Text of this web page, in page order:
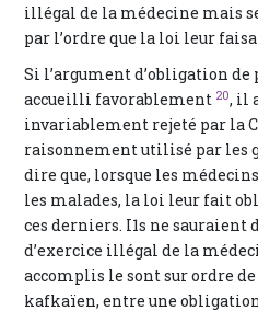
illégal de la médecine mais
par l’ordre que la loi leur
Si l’argument d’obligation de
accueilli favorablement 20, il
invariablement rejeté par la
raisonnement utilisé par les
dire que, lorsque les
les malades, la loi leur fait
ces derniers. I1s ne sauraient
d’exercice illégal de la
accomplis le sont sur ordre
kafkaïen, entre une obligation